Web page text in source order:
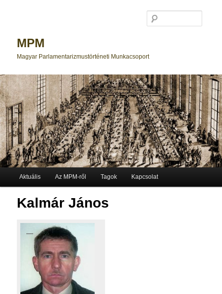
MPM
Magyar Parlamentarizmustörténeti Munkacsoport
Main menu
Skip to primary content
Aktuális Az MPM-ről Tagok Kapcsolat
Kalmár János